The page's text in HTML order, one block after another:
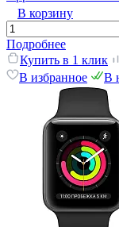
В корзину
Подробнее
Купить в 1 клик
В избранное
В